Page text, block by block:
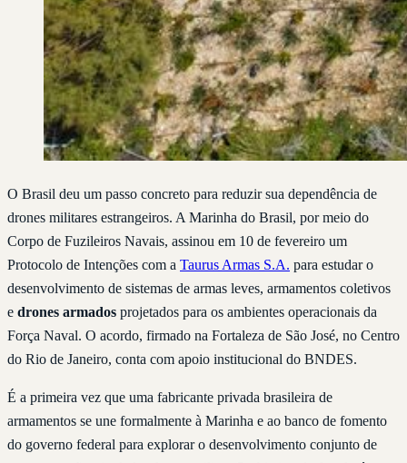
O Brasil deu um passo concreto para reduzir sua dependência de
drones militares estrangeiros. A Marinha do Brasil, por meio do
Corpo de Fuzileiros Navais, assinou em 10 de fevereiro um
Protocolo de Intenções com a Taurus Armas S.A. para estudar o
desenvolvimento de sistemas de armas leves, armamentos coletivos
e drones armados projetados para os ambientes operacionais da
Força Naval. O acordo, firmado na Fortaleza de São José, no Centro
do Rio de Janeiro, conta com apoio institucional do BNDES.
É a primeira vez que uma fabricante privada brasileira de
armamentos se une formalmente à Marinha e ao banco de fomento
do governo federal para explorar o desenvolvimento conjunto de